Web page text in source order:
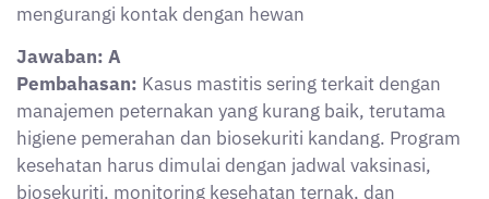
mengurangi kontak dengan hewan
Jawaban: A
Pembahasan: Kasus mastitis sering terkait dengan
manajemen peternakan yang kurang baik, terutama
higiene pemerahan dan biosekuriti kandang. Program
kesehatan harus dimulai dengan jadwal vaksinasi,
biosekuriti, monitoring kesehatan ternak, dan